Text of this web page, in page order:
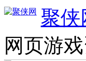
聚侠
网页游